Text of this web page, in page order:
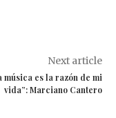
Next article
música es la razón de mi
vida”: Marciano Cantero